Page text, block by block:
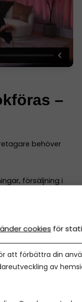
–
behöver
försäljning i
firma.
sparas enligt
cookies för
att förbättra din
av